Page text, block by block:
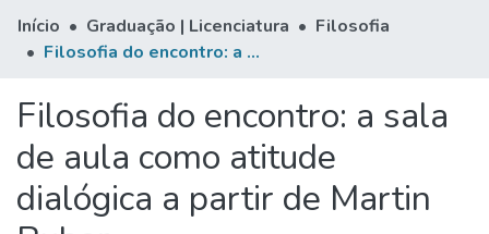
Início Graduação | Licenciatura
Filosofia
Filosofia do encontro: a sala de aula como atitude dialógica a partir de Martin Buber
Filosofia do encontro: a sala
de aula como atitude
dialógica a partir de Martin